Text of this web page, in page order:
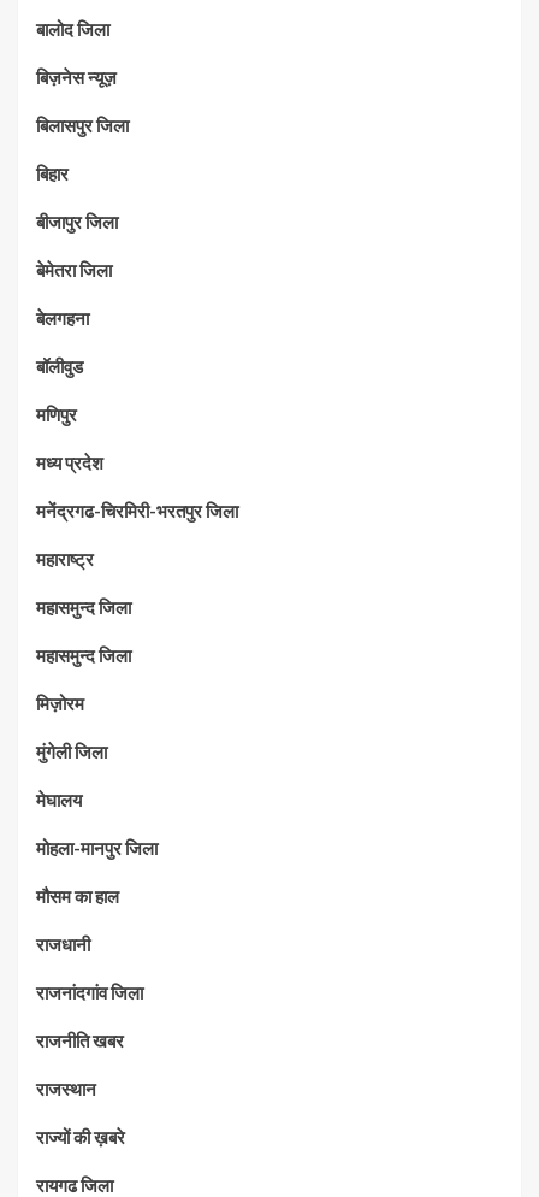
बालोद जिला
बिज़नेस न्यूज़
बिलासपुर जिला
बिहार
बीजापुर जिला
बेमेतरा जिला
बेलगहना
बॉलीवुड
मणिपुर
मध्‍य प्रदेश
मनेंद्रगढ-चिरमिरी-भरतपुर जिला
महाराष्‍ट्र
महासमुन्द जिला
महासमुन्द जिला
मिज़ोरम
मुंगेली जिला
मेघालय
मोहला-मानपुर जिला
मौसम का हाल
राजधानी
राजनांदगांव जिला
राजनीति खबर
राजस्थान
राज्यों की ख़बरे
रायगढ जिला